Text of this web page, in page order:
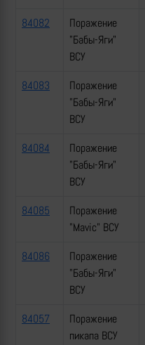
84082
Поражение
"Бабы-Яги"
ВСУ
84083
Поражение
"Бабы-Яги"
ВСУ
84084
Поражение
"Бабы-Яги"
ВСУ
84085
Поражение
"Mavic" ВСУ
84086
Поражение
"Бабы-Яги"
ВСУ
84057
Поражение
пикапа ВСУ